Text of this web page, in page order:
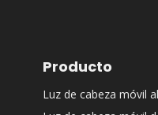
Producto
Luz de cabeza móvil